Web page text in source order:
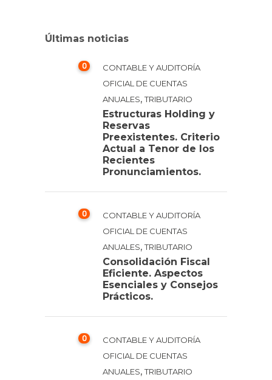
Últimas noticias
0
CONTABLE Y AUDITORÍA
OFICIAL DE CUENTAS
ANUALES,TRIBUTARIO
Estructuras Holding y
Reservas
Preexistentes. Criterio
Actual a Tenor de los
Recientes
Pronunciamientos.
0
CONTABLE Y AUDITORÍA
OFICIAL DE CUENTAS
ANUALES,TRIBUTARIO
Consolidación Fiscal
Eficiente. Aspectos
Esenciales y Consejos
Prácticos.
0
CONTABLE Y AUDITORÍA
OFICIAL DE CUENTAS
ANUALES,TRIBUTARIO